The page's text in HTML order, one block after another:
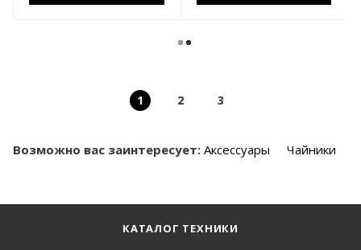
1 2 3
Возможно вас заинтересует: Аксессуары Чайники
КАТАЛОГ ТЕХНИКИ